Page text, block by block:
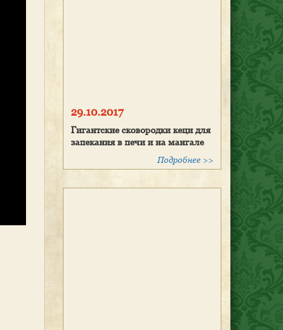
29.10.2017
Гигантские сковородки кеци для
запекания в печи и на мангале
Подробнее >>